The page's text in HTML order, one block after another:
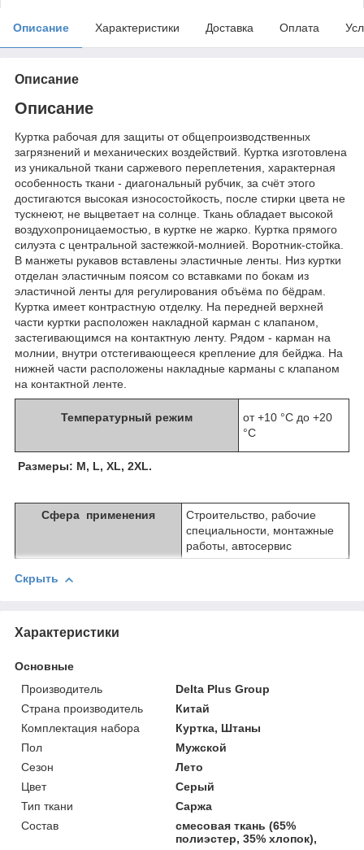
Описание Характеристики Доставка Оплата
Описание
Описание
Куртка рабочая для защиты от общепроизводственных
загрязнений и механических воздействий. Куртка изготовлена
из уникальной ткани саржевого переплетения, характерная
особенность ткани - диагональный рубчик, за счёт этого
достигаются высокая износостойкость, после стирки цвета не
тускнеют, не выцветает на солнце. Ткань обладает высокой
воздухопроницаемостью, в куртке не жарко. Куртка прямого
силуэта с центральной застежкой-молнией. Воротник-стойка.
В манжеты рукавов вставлены эластичные ленты. Низ куртки
отделан эластичным поясом со вставками по бокам из
эластичной ленты для регулирования объёма по бёдрам.
Куртка имеет контрастную отделку. На передней верхней
части куртки расположен накладной карман с клапаном,
застегивающимся на контактную ленту. Рядом - карман на
молнии, внутри отстегивающееся крепление для бейджа. На
нижней части расположены накладные карманы с клапаном
на контактной ленте.
Температурный режим
от +10 °C до +20
°C
Размеры: М, L, XL, 2XL.
Сфера применения
Строительство, рабочие
специальности, монтажные
работы, автосервис
Скрыть
Характеристики
Основные
Производитель
Delta Plus Group
Страна производитель
Китай
Комплектация набора
Куртка, Штаны
Пол
Мужской
Сезон
Лето
Цвет
Серый
Тип ткани
Саржа
Состав
смесовая ткань (65%
полиэстер, 35% хлопок),